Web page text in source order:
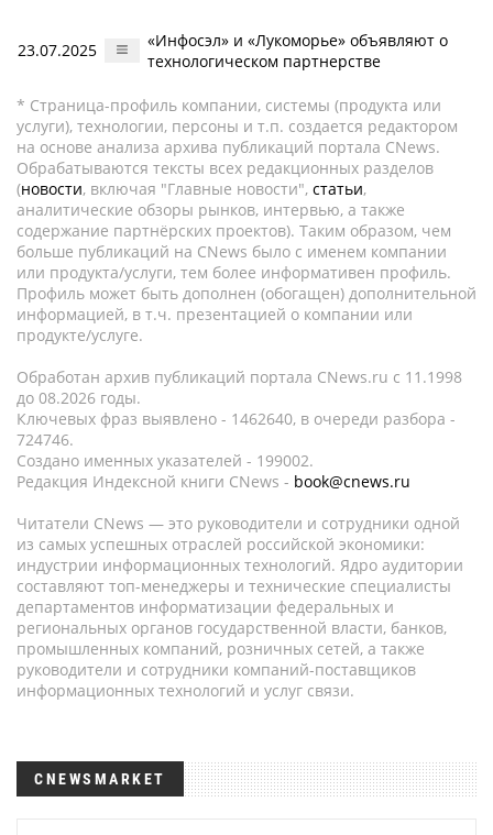
23.07.2025
«Инфосэл» и «Лукоморье» объявляют о
технологическом партнерстве
* Страница-профиль компании, системы (продукта или
услуги), технологии, персоны и т.п. создается редактором
на основе анализа архива публикаций портала CNews.
Обрабатываются тексты всех редакционных разделов
(новости, включая "Главные новости", статьи,
аналитические обзоры рынков, интервью, а также
содержание партнёрских проектов). Таким образом, чем
больше публикаций на CNews было с именем компании
или продукта/услуги, тем более информативен профиль.
Профиль может быть дополнен (обогащен) дополнительной
информацией, в т.ч. презентацией о компании или
продукте/услуге.
Обработан архив публикаций портала CNews.ru c 11.1998
до 08.2026 годы.
Ключевых фраз выявлено - 1462640, в очереди разбора -
724746.
Создано именных указателей - 199002.
Редакция Индексной книги CNews - book@cnews.ru
Читатели CNews — это руководители и сотрудники одной
из самых успешных отраслей российской экономики:
индустрии информационных технологий. Ядро аудитории
составляют топ-менеджеры и технические специалисты
департаментов информатизации федеральных и
региональных органов государственной власти, банков,
промышленных компаний, розничных сетей, а также
руководители и сотрудники компаний-поставщиков
информационных технологий и услуг связи.
CNEWSMARKET